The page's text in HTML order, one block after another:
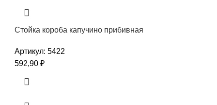
Стойка короба капучино прибивная
Артикул: 5422
592,90 ₽